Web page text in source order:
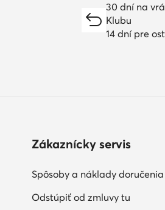
30 dní na
Klubu
14 dní pre
Zákaznícky servis
Spôsoby a náklady doručenia
Odstúpiť od zmluvy tu